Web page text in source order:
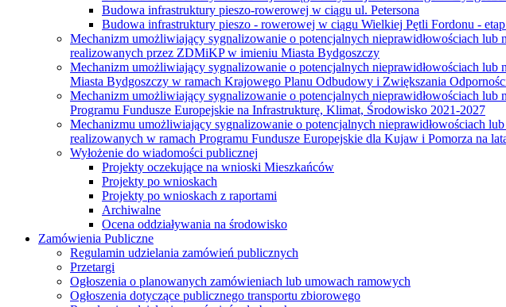
Budowa infrastruktury pieszo-rowerowej w ciągu ul. Petersona
Budowa infrastruktury pieszo - rowerowej w ciągu Wielkiej Pętli Fordonu -
Mechanizm umożliwiający sygnalizowanie o potencjalnych nieprawidłowościach
realizowanych przez ZDMiKP w imieniu Miasta Bydgoszczy
Mechanizm umożliwiający sygnalizowanie o potencjalnych nieprawidłowościach
Miasta Bydgoszczy w ramach Krajowego Planu Odbudowy i Zwiększania
Mechanizm umożliwiający sygnalizowanie o potencjalnych nieprawidłowościach
Programu Fundusze Europejskie na Infrastrukturę, Klimat, Środowisko 2021-2027
Mechanizmu umożliwiający sygnalizowanie o potencjalnych nieprawidłowościach
realizowanych w ramach Programu Fundusze Europejskie dla Kujaw i Pomorza na
Wyłożenie do wiadomości publicznej
Projekty oczekujące na wnioski Mieszkańców
Projekty po wnioskach
Projekty po wnioskach z raportami
Archiwalne
Ocena oddziaływania na środowisko
Zamówienia Publiczne
Regulamin udzielania zamówień publicznych
Przetargi
Ogłoszenia o planowanych zamówieniach lub umowach ramowych
Ogłoszenia dotyczące publicznego transportu zbiorowego